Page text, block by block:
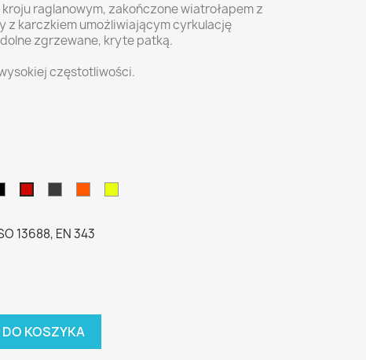
raglanowym, zakończone wiatrołapem z
z karczkiem umożliwiającym cyrkulację
zgrzewane, kryte patką.
częstotliwości.
13688, EN 343
KOSZYKA